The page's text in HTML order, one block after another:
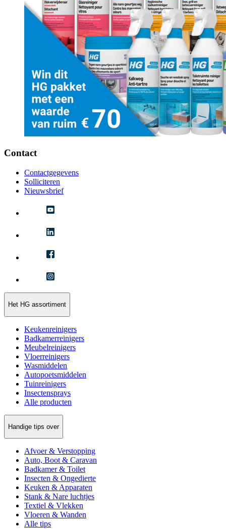
Contact
Contactgegevens
Solliciteren
Nieuwsbrief
Het HG assortiment
Keukenreinigers
Badkamerreinigers
Meubelreinigers
Vloerreinigers
Wasmiddelen
Autopoetsmiddelen
Tuinreinigers
Insectensprays
Alle producten
Handige tips over
Afvoer & Verstopping
Auto, Boot & Caravan
Badkamer & Toilet
Insecten & Ongedierte
Keuken & Apparaten
Stank & Nare luchtjes
Textiel & Vlekken
Vloeren & Wanden
Alle tips